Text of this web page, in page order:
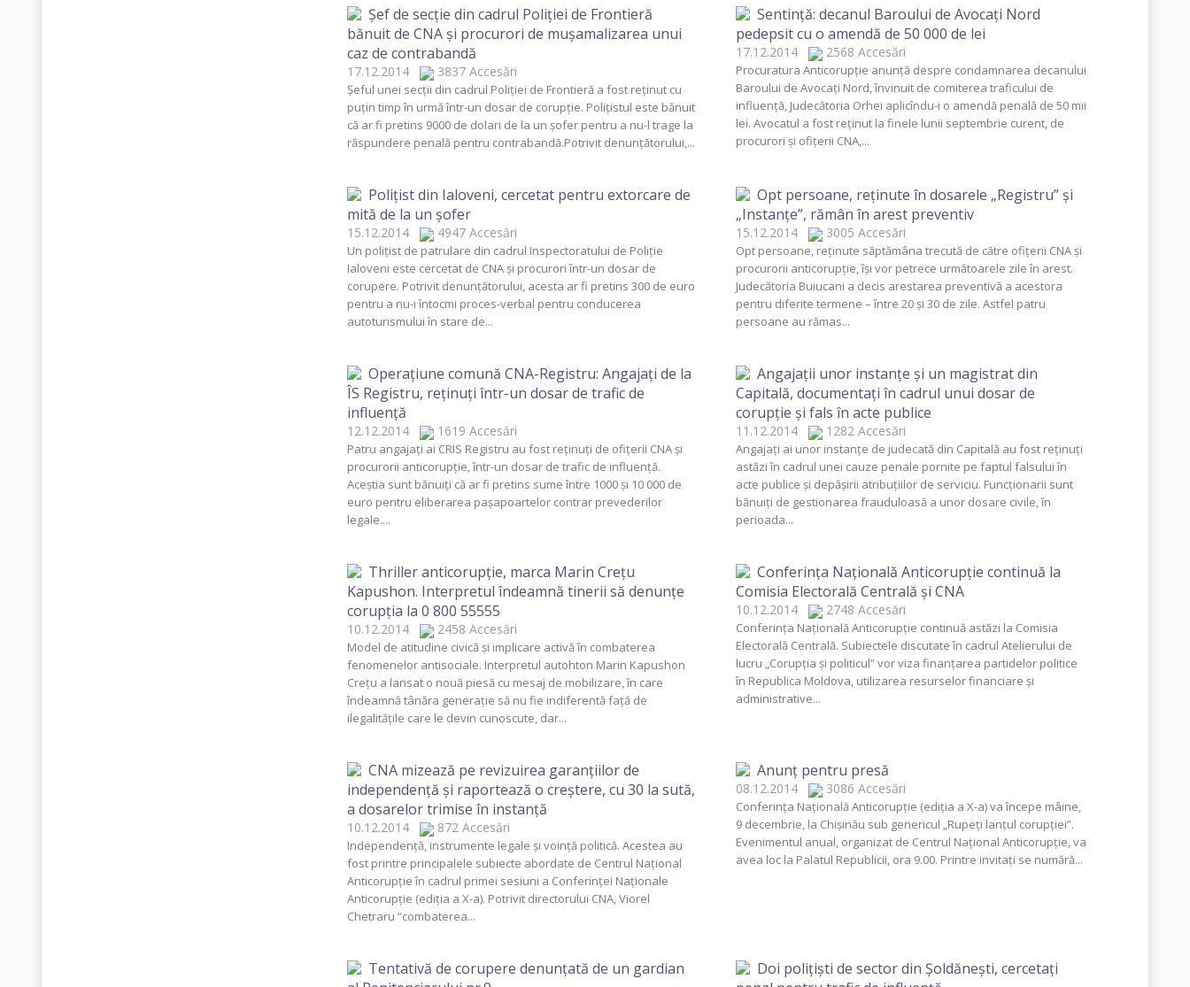
Şef de secţie din cadrul Poliţiei de Frontieră
bănuit de CNA şi procurori de muşamalizarea unui
caz de contrabandă
17.12.2014 3837 Accesări
Şeful unei secţii din cadrul Poliţiei de Frontieră a fost reţinut cu
puţin timp în urmă într-un dosar de corupţie. Poliţistul este bănuit
că ar fi pretins 9000 de dolari de la un şofer pentru a nu-l trage la
răspundere penală pentru contrabandă.Potrivit denunţătorului,...
Sentinţă: decanul Baroului de Avocaţi Nord
pedepsit cu o amendă de 50 000 de lei
17.12.2014 2568 Accesări
Procuratura Anticorupţie anunţă despre condamnarea decanului
Baroului de Avocaţi Nord, învinuit de comiterea traficului de
influenţă, Judecătoria Orhei aplicîndu-i o amendă penală de 50 mii
lei. Avocatul a fost reţinut la finele lunii septembrie curent, de
procurori şi ofiţerii CNA,...
Poliţist din Ialoveni, cercetat pentru extorcare de
mită de la un şofer
15.12.2014 4947 Accesări
Un poliţist de patrulare din cadrul Inspectoratului de Poliţie
Ialoveni este cercetat de CNA şi procurori într-un dosar de
corupere. Potrivit denunţătorului, acesta ar fi pretins 300 de euro
pentru a nu-i întocmi proces-verbal pentru conducerea
autoturismului în stare de...
Opt persoane, reţinute în dosarele „Registru” şi
„Instanţe”, rămân în arest preventiv
15.12.2014 3005 Accesări
Opt persoane, reţinute săptămâna trecută de către ofiţerii CNA şi
procurorii anticorupţie, îşi vor petrece următoarele zile în arest.
Judecătoria Buiucani a decis arestarea preventivă a acestora
pentru diferite termene – între 20 şi 30 de zile. Astfel patru
persoane au rămas...
Operaţiune comună CNA-Registru: Angajaţi de la
ÎS Registru, reţinuţi într-un dosar de trafic de
influenţă
12.12.2014 1619 Accesări
Patru angajaţi ai CRIS Registru au fost reţinuţi de ofiţerii CNA şi
procurorii anticorupţie, într-un dosar de trafic de influenţă.
Aceştia sunt bănuiţi că ar fi pretins sume între 1000 şi 10 000 de
euro pentru eliberarea paşapoartelor contrar prevederilor
legale....
Angajaţii unor instanţe şi un magistrat din
Capitală, documentaţi în cadrul unui dosar de
corupţie şi fals în acte publice
11.12.2014 1282 Accesări
Angajaţi ai unor instanţe de judecată din Capitală au fost reţinuţi
astăzi în cadrul unei cauze penale pornite pe faptul falsului în
acte publice şi depăşirii atribuţiilor de serviciu. Funcţionarii sunt
bănuiţi de gestionarea frauduloasă a unor dosare civile, în
perioada...
Thriller anticorupţie, marca Marin Creţu
Kapushon. Interpretul îndeamnă tinerii să denunţe
corupţia la 0 800 55555
10.12.2014 2458 Accesări
Model de atitudine civică şi implicare activă în combaterea
fenomenelor antisociale. Interpretul autohton Marin Kapushon
Creţu a lansat o nouă piesă cu mesaj de mobilizare, în care
îndeamnă tânăra generaţie să nu fie indiferentă faţă de
ilegalităţile care le devin cunoscute, dar...
Conferinţa Naţională Anticorupţie continuă la
Comisia Electorală Centrală şi CNA
10.12.2014 2748 Accesări
Conferinţa Naţională Anticorupţie continuă astăzi la Comisia
Electorală Centrală. Subiectele discutate în cadrul Atelierului de
lucru „Corupţia şi politicul” vor viza finanţarea partidelor politice
în Republica Moldova, utilizarea resurselor financiare şi
administrative...
CNA mizează pe revizuirea garanţiilor de
independenţă şi raportează o creştere, cu 30 la sută,
a dosarelor trimise în instanţă
10.12.2014 872 Accesări
Independenţă, instrumente legale şi voinţă politică. Acestea au
fost printre principalele subiecte abordate de Centrul Naţional
Anticorupţie în cadrul primei sesiuni a Conferinţei Naţionale
Anticorupţie (ediţia a X-a). Potrivit directorului CNA, Viorel
Chetraru “combaterea...
Anunţ pentru presă
08.12.2014 3086 Accesări
Conferinţa Naţională Anticorupţie (ediţia a X-a) va începe mâine,
9 decembrie, la Chişinău sub genericul „Rupeţi lanţul corupţiei”.
Evenimentul anual, organizat de Centrul Naţional Anticorupţie, va
avea loc la Palatul Republicii, ora 9.00. Printre invitaţi se numără...
Tentativă de corupere denunţată de un gardian
Doi poliţişti de sector din Şoldăneşti, cercetaţi